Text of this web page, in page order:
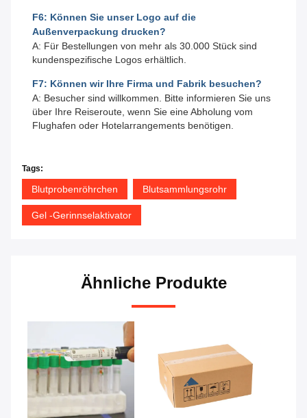
F6: Können Sie unser Logo auf die
Außenverpackung drucken?
A: Für Bestellungen von mehr als 30.000 Stück sind
kundenspezifische Logos erhältlich.
F7: Können wir Ihre Firma und Fabrik besuchen?
A: Besucher sind willkommen. Bitte informieren Sie uns
über Ihre Reiseroute, wenn Sie eine Abholung vom
Flughafen oder Hotelarrangements benötigen.
Tags:
Blutprobenröhrchen Blutsammlungsrohr
Gel -Gerinnselaktivator
Ähnliche Produkte